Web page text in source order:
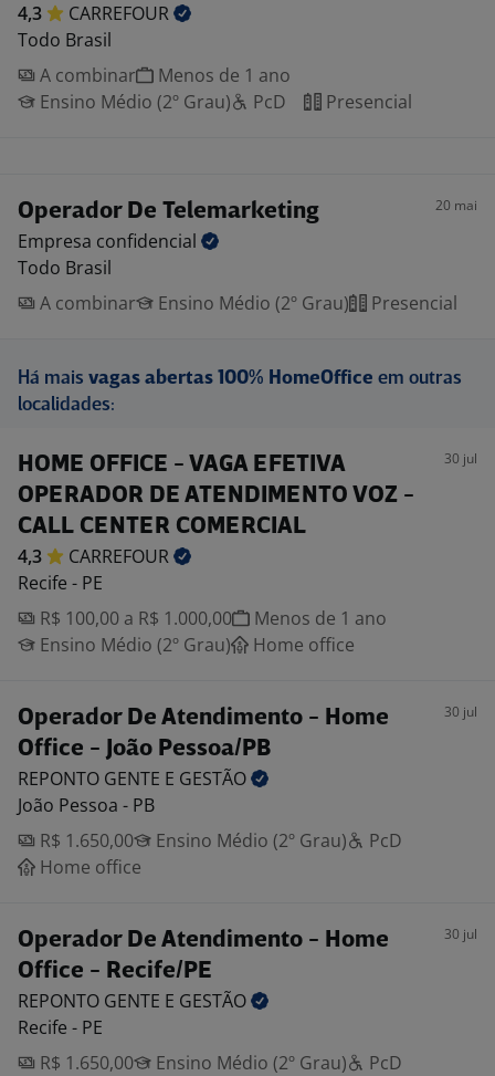
4,3
CARREFOUR
Todo Brasil
A combinar
Menos de 1 ano
Ensino Médio (2º Grau)
PcD Presencial
Operador De Telemarketing 20 mai
Empresa confidencial
Todo Brasil
A combinar
Ensino Médio (2º Grau) Presencial
Há mais vagas abertas 100% HomeOffice em outras
localidades:
HOME OFFICE - VAGA EFETIVA
OPERADOR DE ATENDIMENTO VOZ -
CALL CENTER COMERCIAL
30 jul
4,3
CARREFOUR
Recife - PE
R$ 100,00 a R$ 1.000,00
Menos de 1 ano
Ensino Médio (2º Grau)
Home office
Operador De Atendimento - Home
Office - João Pessoa/PB
30 jul
REPONTO GENTE E GESTÃO
João Pessoa - PB
R$ 1.650,00
Ensino Médio (2º Grau)
PcD
Home office
Operador De Atendimento - Home
Office - Recife/PE
30 jul
REPONTO GENTE E GESTÃO
Recife - PE
R$ 1.650,00
Ensino Médio (2º Grau)
PcD